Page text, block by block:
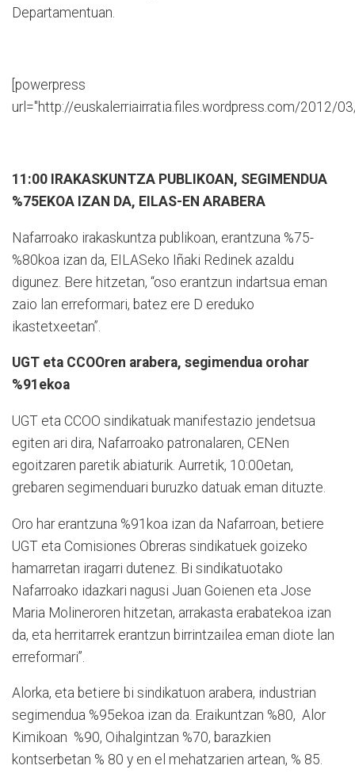
Departamentuan.
[powerpress
url="http://euskalerriairratia.files.wordpress.com/2012/
11:00 IRAKASKUNTZA PUBLIKOAN, SEGIMENDUA
%75EKOA IZAN DA, EILAS-EN ARABERA
Nafarroako irakaskuntza publikoan, erantzuna %75-
%80koa izan da, EILASeko Iñaki Redinek azaldu
digunez. Bere hitzetan, “oso erantzun indartsua eman
zaio lan erreformari, batez ere D ereduko
ikastetxeetan”.
UGT eta CCOOren arabera, segimendua orohar
%91ekoa
UGT eta CCOO sindikatuak manifestazio jendetsua
egiten ari dira, Nafarroako patronalaren, CENen
egoitzaren paretik abiaturik. Aurretik, 10:00etan,
grebaren segimenduari buruzko datuak eman dituzte.
Oro har erantzuna %91koa izan da Nafarroan, betiere
UGT eta Comisiones Obreras sindikatuek goizeko
hamarretan iragarri dutenez. Bi sindikatuotako
Nafarroako idazkari nagusi Juan Goienen eta Jose
Maria Molineroren hitzetan, arrakasta erabatekoa izan
da, eta herritarrek erantzun birrintzailea eman diote lan
erreformari”.
Alorka, eta betiere bi sindikatuon arabera, industrian
segimendua %95ekoa izan da. Eraikuntzan %80, Alor
Kimikoan %90, Oihalgintzan %70, barazkien
kontserbetan % 80 y en el mehatzarien artean, % 85.